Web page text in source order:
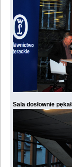
Sala dosłownie